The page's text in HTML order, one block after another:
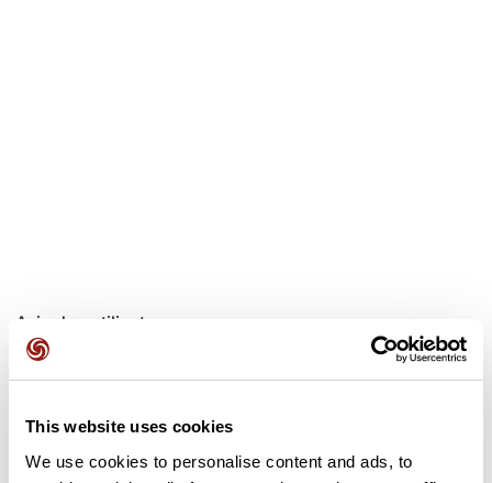
This website uses cookies
We use cookies to personalise content and ads, to
statue équestre de Napoléon commémore cet épisode.
</p>
Avis des utilisateurs